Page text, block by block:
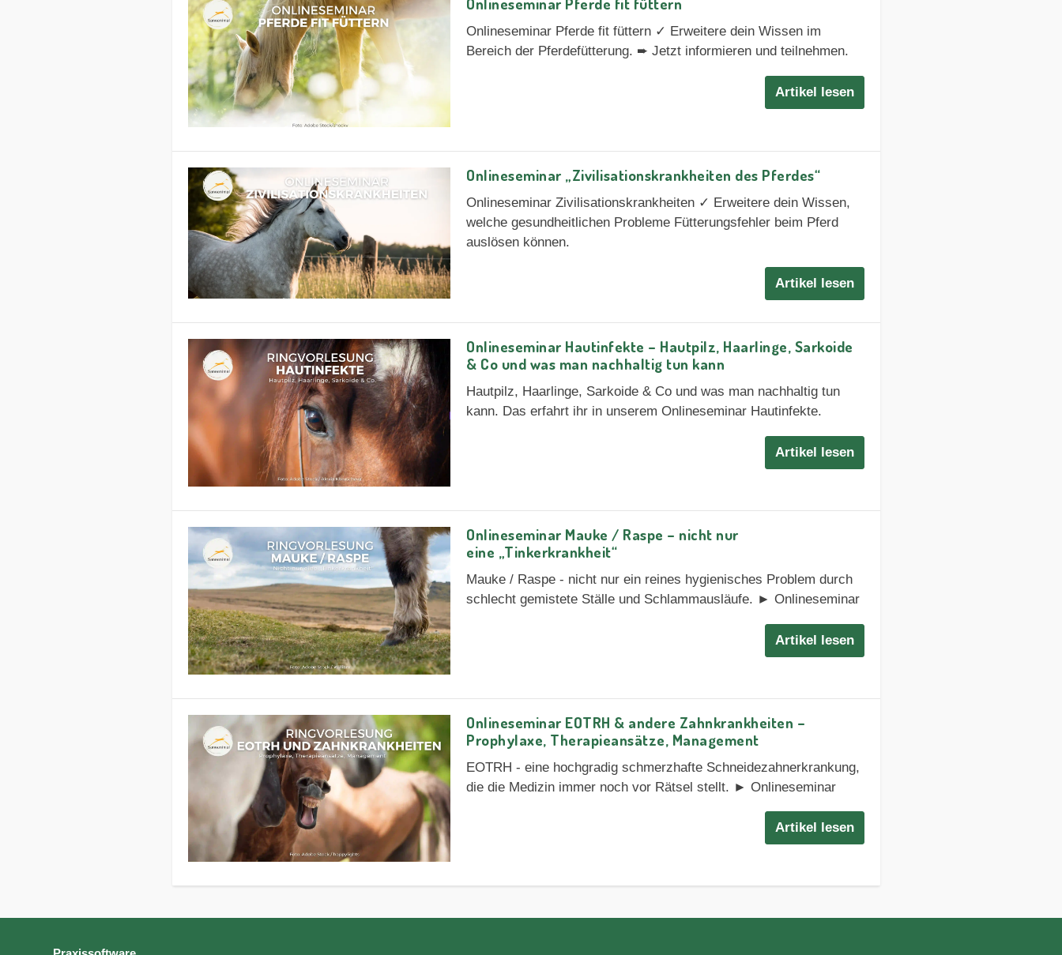
Onlineseminar Pferde fit füttern ✓ Erweitere dein Wissen im
Bereich der Pferdefütterung. ➨ Jetzt informieren und teilnehmen.
Artikel lesen
Onlineseminar „Zivilisationskrankheiten des Pferdes“
Onlineseminar Zivilisationskrankheiten ✓ Erweitere dein Wissen,
welche gesundheitlichen Probleme Fütterungsfehler beim Pferd
auslösen können.
Artikel lesen
Onlineseminar Hautinfekte – Hautpilz, Haarlinge, Sarkoide
& Co und was man nachhaltig tun kann
Hautpilz, Haarlinge, Sarkoide & Co und was man nachhaltig tun
kann. Das erfahrt ihr in unserem Onlineseminar Hautinfekte.
Artikel lesen
Onlineseminar Mauke / Raspe – nicht nur
eine „Tinkerkrankheit“
Mauke / Raspe - nicht nur ein reines hygienisches Problem durch
schlecht gemistete Ställe und Schlammausläufe. ► Onlineseminar
Artikel lesen
Onlineseminar EOTRH & andere Zahnkrankheiten –
Prophylaxe, Therapieansätze, Management
EOTRH - eine hochgradig schmerzhafte Schneidezahnerkrankung,
die die Medizin immer noch vor Rätsel stellt. ► Onlineseminar
Artikel lesen